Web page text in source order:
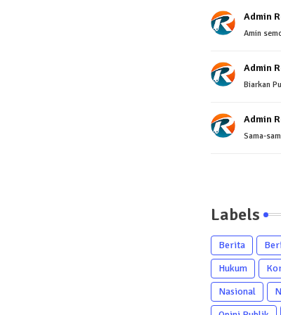
Admin
Amin
Admin
Biarkan
Admin
Sama-
Labels
Berita
Hukum
Nasional